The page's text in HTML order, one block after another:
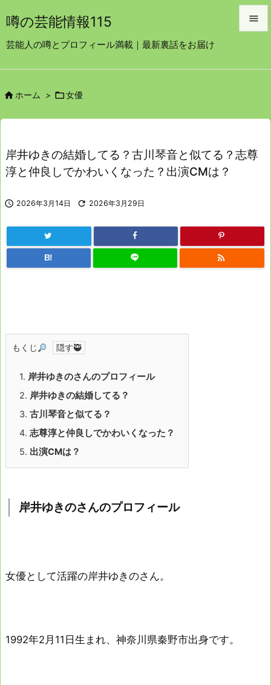
噂の芸能情報115
芸能人の噂とプロフィール満載｜最新裏話をお届け

前へ
次へ
ホーム > 女優
岸井ゆきの結婚してる？古川琴音と似てる？志尊
淳と仲良しでかわいくなった？出演CMは？
 2026年3月14日  2026年3月29日
B! 
もくじ
1. 岸井ゆきのさんのプロフィール
2. 岸井ゆきの結婚してる？
3. 古川琴音と似てる？
4. 志尊淳と仲良しでかわいくなった？
5. 出演CMは？
岸井ゆきのさんのプロフィール
女優として活躍の岸井ゆきのさん。
1992年2月11日生まれ、神奈川県秦野市出身です。